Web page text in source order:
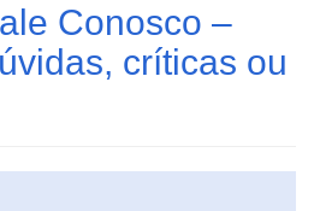
Conosco –
críticas ou